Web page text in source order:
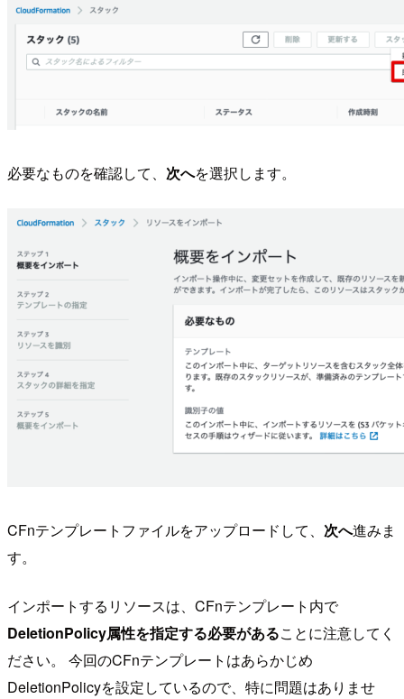
必要なものを確認して、 次へを選択します。
CFnテンプレートファイルをアップロードして、 次へ進みま
す。
インポートするリソースは、CFnテンプレート内で
DeletionPolicy属性を指定する必要があることに注意してく
ださい。 今回のCFnテンプレートはあらかじめ
DeletionPolicyを設定しているので、特に問題はありませ